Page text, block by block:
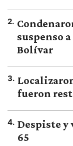
2.
suspenso
Bolívar
3.
fueron
4. Despiste y
65